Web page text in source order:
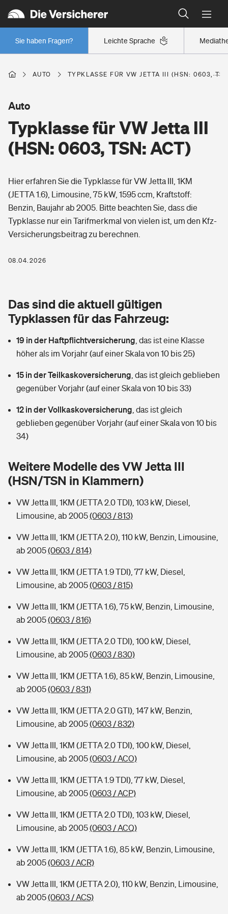
Leichte Sprache
Sie haben Fragen?
Wer versichert was: Jetzt Versicherer finden
Regionalklassen: So ist Ihre Region eingestuft
Wer versichert was: Jetzt Versicherer finden
Berufsunfähigkeitsversicherung
Erwerbsunfähigkeitsversicherung
Grundfähigkeitsversicherung
Arbeitsrechtsschutz
Berufshaftpflichtversicherung
Zur Übersicht
Tools
Wer versichert was: Jetzt Versicherer finden
Sie haben Fragen?
Wohnen
Elementarversicherung
Glasversicherung
Mietkautionsversicherung
Restkreditversicherung
Zur Übersicht
Hochwasser-Check: Wie gefährdet ist Ihr Haus?
Wer versichert was: Jetzt Versicherer finden
Sie haben Fragen?
Freizeit
Pri­vate Haft­pflicht­
Kinderunfall­ver­si­che­rung
Kinderinvalidität
Reiseversicherung
Pferdehalter-Haftpflicht
Private Cyberversicherung
Musikinstrumentenversicherung
Zur Übersicht
Tools
Kinderunfall-Check: Mehr Sicherheit für deine Kids
Sie haben Fragen?
Gesundheit
Private Krankenversicherung
Dread-Disease-Versicherung
Tierkrankenversicherung
Wer versichert was: Jetzt Versicherer finden
Sie haben Fragen?
Rentenrechner: Wie viel Geld bekomme ich im Alter?
AUTO TYPKLASSE FÜR VW JETTA III (HSN: 0603,
Typklasse für VW Jetta III
(HSN: 0603, TSN: ACT)
Auto
Hier erfahren Sie die Typklasse für VW Jetta III, 1KM
(JETTA 1.6), Limousine, 75 kW, 1595 ccm, Kraftstoff:
Benzin, Baujahr ab 2005. Bitte beachten Sie, dass die
Typklasse nur ein Tarifmerkmal von vielen ist, um den Kfz-
Versicherungsbeitrag zu berechnen.
08.04.2026
Das sind die aktuell gültigen
Typklassen für das Fahrzeug:
19 in der Haftpflichtversicherung das ist eine Klasse
höher als im Vorjahr (auf einer Skala von 10 bis 25)
15 in der Teilkaskoversicherung das ist gleich geblieben
gegenüber Vorjahr (auf einer Skala von 10 bis 33)
12 in der Vollkaskoversicherung das ist gleich
geblieben gegenüber Vorjahr (auf einer Skala von 10 bis
34)
Weitere Modelle des VW Jetta III
(HSN/TSN in Klammern)
VW Jetta III, 1KM (JETTA 2.0 TDI), 103 kW, Diesel,
Limousine, ab 2005(0603 / 813)
VW Jetta III, 1KM (JETTA 2.0), 110 kW, Benzin, Limousine,
ab 2005(0603 / 814)
VW Jetta III, 1KM (JETTA 1.9 TDI), 77 kW, Diesel,
Limousine, ab 2005(0603 / 815)
VW Jetta III, 1KM (JETTA 1.6), 75 kW, Benzin, Limousine,
ab 2005(0603 / 816)
VW Jetta III, 1KM (JETTA 2.0 TDI), 100 kW, Diesel,
Limousine, ab 2005(0603 / 830)
VW Jetta III, 1KM (JETTA 1.6), 85 kW, Benzin, Limousine,
ab 2005(0603 / 831)
VW Jetta III, 1KM (JETTA 2.0 GTI), 147 kW, Benzin,
Limousine, ab 2005(0603 / 832)
VW Jetta III, 1KM (JETTA 2.0 TDI), 100 kW, Diesel,
Limousine, ab 2005(0603 / ACO)
VW Jetta III, 1KM (JETTA 1.9 TDI), 77 kW, Diesel,
Limousine, ab 2005(0603 / ACP)
VW Jetta III, 1KM (JETTA 2.0 TDI), 103 kW, Diesel,
Limousine, ab 2005(0603 / ACQ)
VW Jetta III, 1KM (JETTA 1.6), 85 kW, Benzin, Limousine,
ab 2005(0603 / ACR)
VW Jetta III, 1KM (JETTA 2.0), 110 kW, Benzin, Limousine,
ab 2005(0603 / ACS)